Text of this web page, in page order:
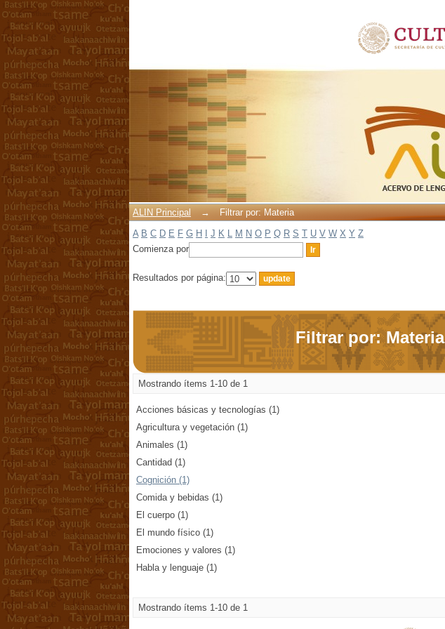
ALIN Principal →
Filtrar por: Materia
A B C D E F G H J K L M N O P Q R S T U V W X Y Z
Comienza por
Resultados por página:
Filtrar por: Materia
Mostrando ítems 1-10 de 1
Acciones básicas y tecnologías (1)
Agricultura y vegetación (1)
Animales (1)
Cantidad (1)
Cognición (1)
Comida y bebidas (1)
El cuerpo (1)
El mundo físico (1)
Emociones y valores (1)
Habla y lenguaje (1)
Mostrando ítems 1-10 de 1